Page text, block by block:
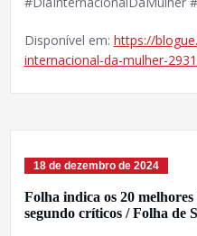
Disponível em: https://
internacional-da-mulher-
18 de dezembro de 2024
Folha indica os 20
segundo críticos / Folha de